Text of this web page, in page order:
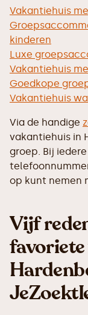
Vakantiehuis
kinderen
Luxe
Vakantiehuis
Goedkope
Vakantiehuis
Via de handige
vakantiehuis in
groep. Bij
op kunt nemen
Vijf